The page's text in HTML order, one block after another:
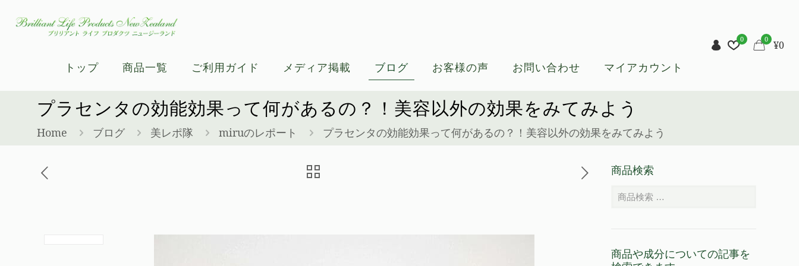
トップ 商品一覧 ご利用ガイド メディア掲載 ブログ お客様の声 お問い合わせ マイアカウント
0 0 ¥0
プラセンタの効能効果って何があるの？！美容以外の効果をみてみよう
Home ブログ 美レポ隊 miruのレポート プラセンタの効能効果って何があるの？！美容以外の効果をみてみよう
商品検索
商品や成分についての記事を